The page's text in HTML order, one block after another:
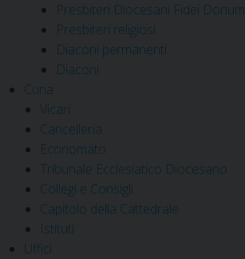
Presbiteri Diocesani Fidei Donum
Presbiteri religiosi
Diaconi permanenti
Diaconi
Curia
Vicari
Cancelleria
Economato
Tribunale Ecclesiatico Diocesano
Collegi e Consigli
Capitolo della Cattedrale
Istituti
Uffici